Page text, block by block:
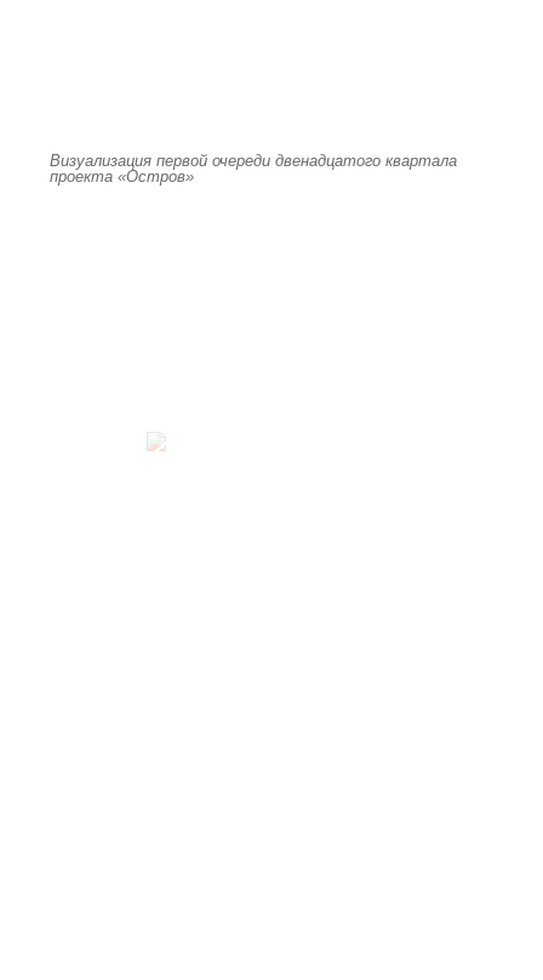
Визуализация первой очереди двенадцатого квартала
проекта «Остров»